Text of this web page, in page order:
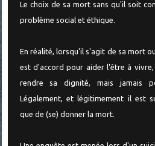
Le choix de sa mort sans qu'il soit
problème social et éthique.
En réalité, lorsqu'il s'agit de sa mort
est d'accord pour aider l'être à
rendre sa dignité, mais jamais
Légalement, et légitimement il est
que de (se) donner la mort.